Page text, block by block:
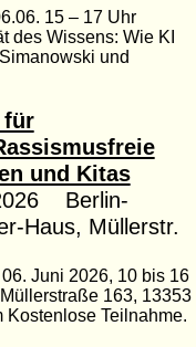
15 – 17 Uhr
des Wissens: Wie KI
und
für
und Kitas
Berlin-
Haus, Müllerstr.
Juni 2026, 10 bis 16
163, 13353
Teilnahme.